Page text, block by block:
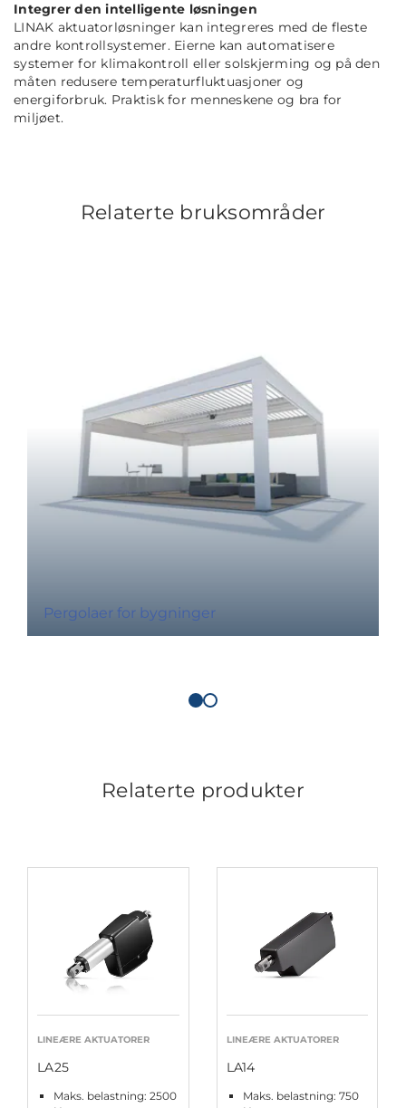
Integrer den intelligente løsningen
LINAK aktuatorløsninger kan integreres med de fleste
andre kontrollsystemer. Eierne kan automatisere
systemer for klimakontroll eller solskjerming og på den
måten redusere temperaturfluktuasjoner og
energiforbruk. Praktisk for menneskene og bra for
miljøet.
Relaterte bruksområder
Pergolaer for bygninger
Relaterte produkter
LINEÆRE AKTUATORER
LA25
Maks. belastning: 2500
LINEÆRE AKTUATORER
LA14
Maks. belastning: 750